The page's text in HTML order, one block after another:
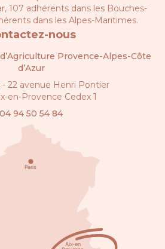
107 adhérents dans les Bouches-
dans les Alpes-Maritimes.
nous
Provence-Alpes-Côte
d’Azur
- 22 avenue Henri Pontier
en-Provence Cedex 1
04 94 50 54 84